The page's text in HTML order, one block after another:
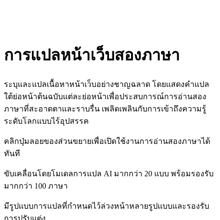
การแปลหน้าเว็บสองภาษา
ระบุและแปลเนื้อหาหน้าเว็บอย่างชาญฉลาด โดยแสดงคำแปล
ใต้ย่อหน้าต้นฉบับแต่ละย่อหน้าเพื่อประสบการณ์การอ่านสอง
ภาษาที่สะอาดตาและราบรื่น เพลิดเพลินกับการเข้าถึงความรู้
ระดับโลกแบบไร้อุปสรรค
คลิกปุ่มลอยของส่วนขยายเพื่อเปิดใช้งานการอ่านสองภาษาได้
ทันที
ขับเคลื่อนโดยโมเดลการแปล AI มากกว่า 20 แบบ พร้อมรองรับ
มากกว่า 100 ภาษา
มีรูปแบบการแปลที่กำหนดไว้ล่วงหน้าหลายรูปแบบและรองรับ
การปรับแต่ง